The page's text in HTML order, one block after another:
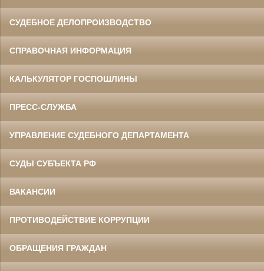
СУДЕБНОЕ ДЕЛОПРОИЗВОДСТВО
СПРАВОЧНАЯ ИНФОРМАЦИЯ
КАЛЬКУЛЯТОР ГОСПОШЛИНЫ
ПРЕСС-СЛУЖБА
УПРАВЛЕНИЕ СУДЕБНОГО ДЕПАРТАМЕНТА
СУДЫ СУБЪЕКТА РФ
ВАКАНСИИ
ПРОТИВОДЕЙСТВИЕ КОРРУПЦИИ
ОБРАЩЕНИЯ ГРАЖДАН